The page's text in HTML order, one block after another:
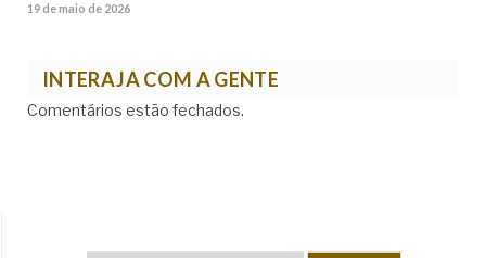
19 de maio de 2026
INTERAJA COM A GENTE
Comentários estão fechados.